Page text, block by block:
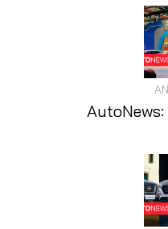
AutoNews: